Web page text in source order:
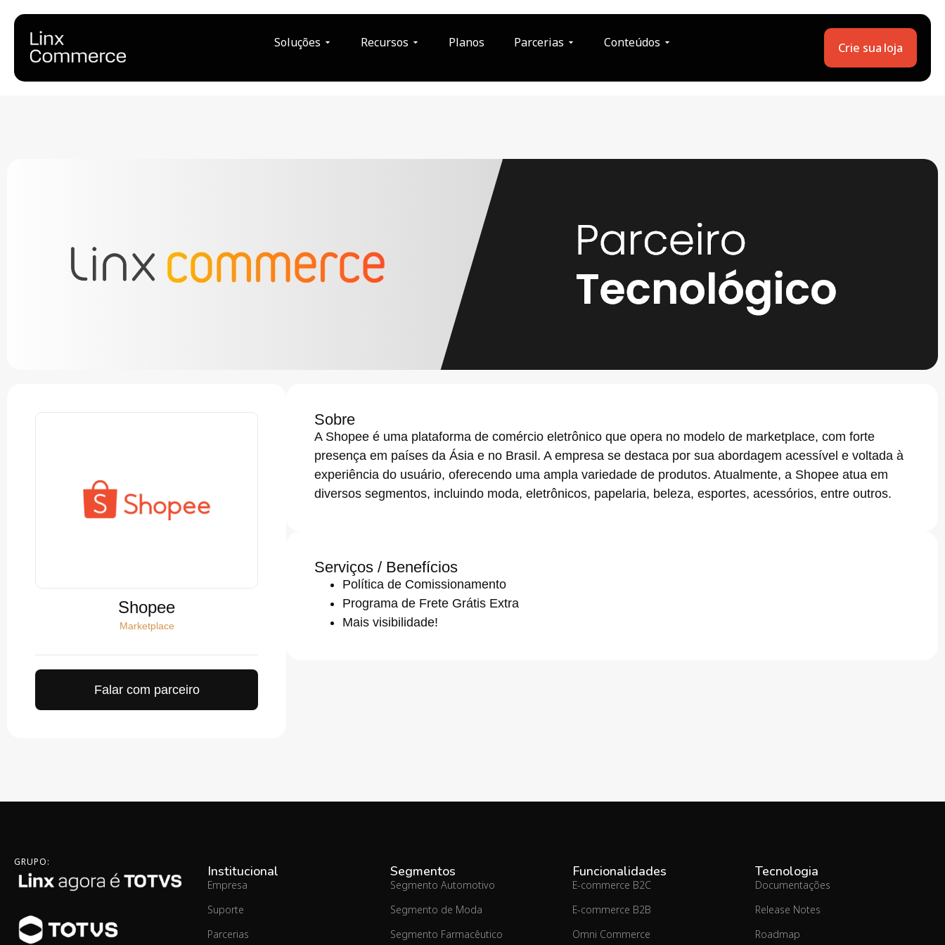
Soluções Recursos Planos Parcerias Conteúdos Crie sua loja
Shopee
Marketplace
Falar com parceiro
Sobre
A Shopee é uma plataforma de comércio eletrônico que opera no modelo de marketplace, com forte
presença em países da Ásia e no Brasil. A empresa se destaca por sua abordagem acessível e voltada à
experiência do usuário, oferecendo uma ampla variedade de produtos. Atualmente, a Shopee atua em
diversos segmentos, incluindo moda, eletrônicos, papelaria, beleza, esportes, acessórios, entre outros.
Serviços / Benefícios
Política de Comissionamento
Programa de Frete Grátis Extra
Mais visibilidade!
GRUPO:
Institucional
Empresa
Suporte
Parcerias
Segmentos
Segmento Automotivo
Segmento de Moda
Segmento Farmacêutico
Funcionalidades
E-commerce B2C
E-commerce B2B
Omni Commerce
Tecnologia
Documentações
Release Notes
Roadmap